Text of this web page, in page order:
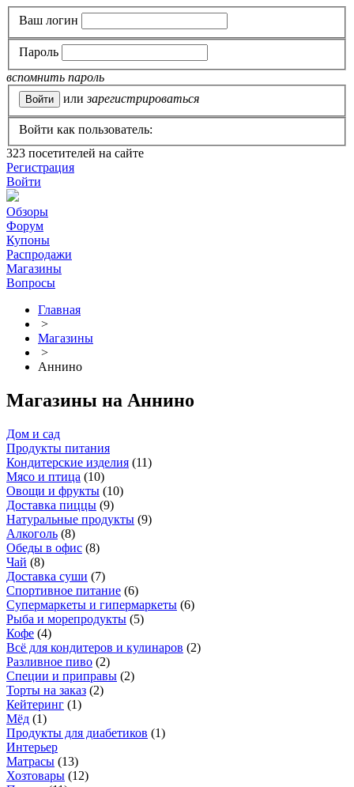
Ваш логин
Пароль
вспомнить пароль
или зарегистрироваться
Войти как пользователь:
323 посетителей на сайте
Регистрация
Войти
Обзоры
Форум
Купоны
Распродажи
Магазины
Вопросы
Главная
>
Магазины
>
Аннино
Магазины на Аннино
Дом и сад
Продукты питания
Кондитерские изделия (11)
Мясо и птица (10)
Овощи и фрукты (10)
Доставка пиццы (9)
Натуральные продукты (9)
Алкоголь (8)
Обеды в офис (8)
Чай (8)
Доставка суши (7)
Спортивное питание (6)
Супермаркеты и гипермаркеты (6)
Рыба и морепродукты (5)
Кофе (4)
Всё для кондитеров и кулинаров (2)
Разливное пиво (2)
Специи и приправы (2)
Торты на заказ (2)
Кейтеринг (1)
Мёд (1)
Продукты для диабетиков (1)
Интерьер
Матрасы (13)
Хозтовары (12)